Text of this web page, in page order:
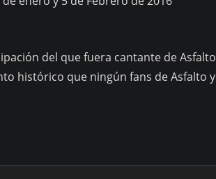
del que fuera cantante de Asfalto
histórico que ningún fans de Asfalto y